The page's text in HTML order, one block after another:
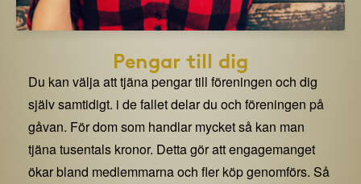
Pengar till dig
Du kan välja att tjäna pengar till föreningen och dig
själv samtidigt. i de fallet delar du och föreningen på
gåvan. För dom som handlar mycket så kan man
tjäna tusentals kronor. Detta gör att engagemanget
ökar bland medlemmarna och fler köp genomförs. Så